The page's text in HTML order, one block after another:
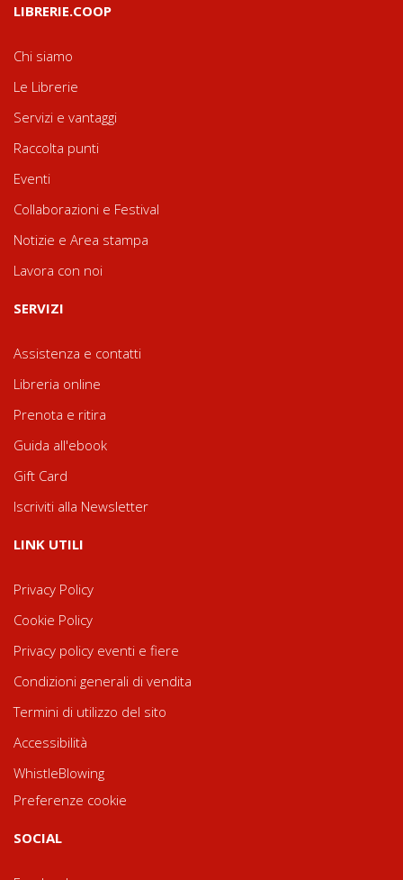
LIBRERIE.COOP
Chi siamo
Le Librerie
Servizi e vantaggi
Raccolta punti
Eventi
Collaborazioni e Festival
Notizie e Area stampa
Lavora con noi
SERVIZI
Assistenza e contatti
Libreria online
Prenota e ritira
Guida all'ebook
Gift Card
Iscriviti alla Newsletter
LINK UTILI
Privacy Policy
Cookie Policy
Privacy policy eventi e fiere
Condizioni generali di vendita
Termini di utilizzo del sito
Accessibilità
WhistleBlowing
Preferenze cookie
SOCIAL